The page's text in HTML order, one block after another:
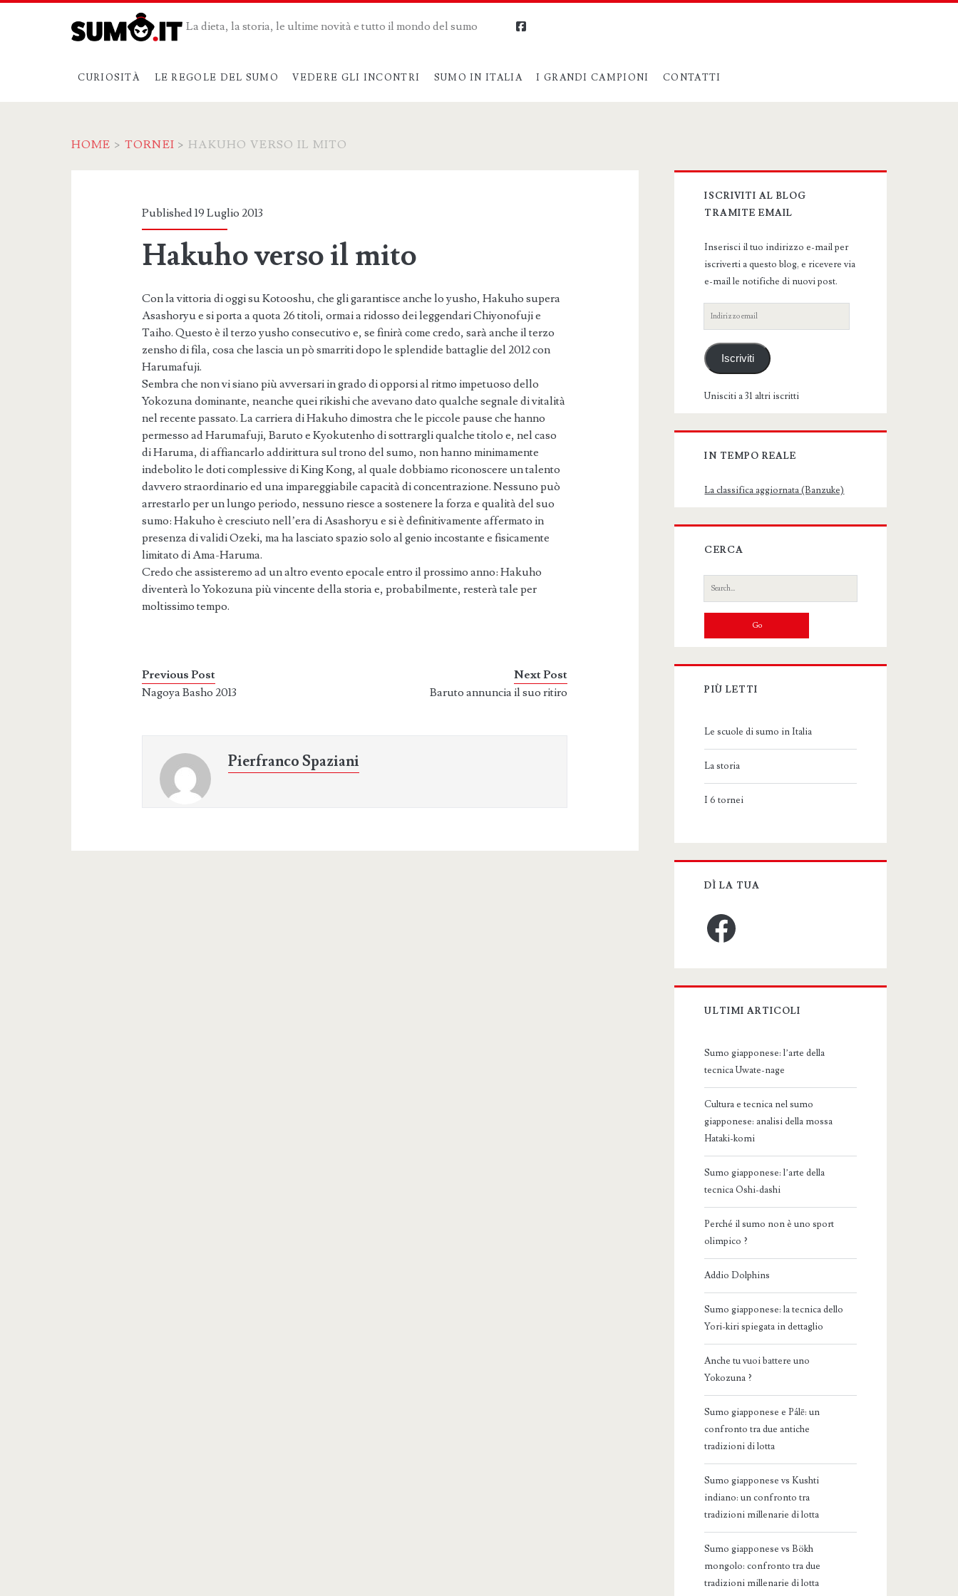
La dieta, la storia, le ultime novità e tutto il mondo del sumo
CURIOSITÀ LE REGOLE DEL SUMO VEDERE GLI INCONTRI SUMO IN ITALIA I GRANDI CAMPIONI CONTATTI
facebook
HOME > TORNEI > HAKUHO VERSO IL MITO
Published 19 Luglio 2013
Hakuho verso il mito
Con la vittoria di oggi su Kotooshu, che gli garantisce anche lo yusho, Hakuho supera
Asashoryu e si porta a quota 26 titoli, ormai a ridosso dei leggendari Chiyonofuji e
Taiho. Questo è il terzo yusho consecutivo e, se finirà come credo, sarà anche il terzo
zensho di fila, cosa che lascia un pò smarriti dopo le splendide battaglie del 2012 con
Harumafuji.
Sembra che non vi siano più avversari in grado di opporsi al ritmo impetuoso dello
Yokozuna dominante, neanche quei rikishi che avevano dato qualche segnale di vitalità
nel recente passato. La carriera di Hakuho dimostra che le piccole pause che hanno
permesso ad Harumafuji, Baruto e Kyokutenho di sottrargli qualche titolo e, nel caso
di Haruma, di affiancarlo addirittura sul trono del sumo, non hanno minimamente
indebolito le doti complessive di King Kong, al quale dobbiamo riconoscere un talento
davvero straordinario ed una impareggiabile capacità di concentrazione. Nessuno può
arrestarlo per un lungo periodo, nessuno riesce a sostenere la forza e qualità del suo
sumo: Hakuho è cresciuto nell’era di Asashoryu e si è definitivamente affermato in
presenza di validi Ozeki, ma ha lasciato spazio solo al genio incostante e fisicamente
limitato di Ama-Haruma.
Credo che assisteremo ad un altro evento epocale entro il prossimo anno: Hakuho
diventerà lo Yokozuna più vincente della storia e, probabilmente, resterà tale per
moltissimo tempo.
Previous Post
Nagoya Basho 2013
Next Post
Baruto annuncia il suo ritiro
Pierfranco Spaziani
Primary
Sidebar
ISCRIVITI AL BLOG
TRAMITE EMAIL
Inserisci il tuo indirizzo e-mail per
iscriverti a questo blog, e ricevere via
e-mail le notifiche di nuovi post.
Indirizzo
email
Iscriviti
Unisciti a 31 altri iscritti
IN TEMPO REALE
La classifica aggiornata (Banzuke)
CERCA
Search
for:
PIÙ LETTI
Le scuole di sumo in Italia
La storia
I 6 tornei
DÌ LA TUA
Facebook
ULTIMI ARTICOLI
Sumo giapponese: l’arte della
tecnica Uwate-nage
Cultura e tecnica nel sumo
giapponese: analisi della mossa
Hataki-komi
Sumo giapponese: l’arte della
tecnica Oshi-dashi
Perché il sumo non è uno sport
olimpico ?
Addio Dolphins
Sumo giapponese: la tecnica dello
Yori-kiri spiegata in dettaglio
Anche tu vuoi battere uno
Yokozuna ?
Sumo giapponese e Pálē: un
confronto tra due antiche
tradizioni di lotta
Sumo giapponese vs Kushti
indiano: un confronto tra
tradizioni millenarie di lotta
Sumo giapponese vs Bökh
mongolo: confronto tra due
tradizioni millenarie di lotta